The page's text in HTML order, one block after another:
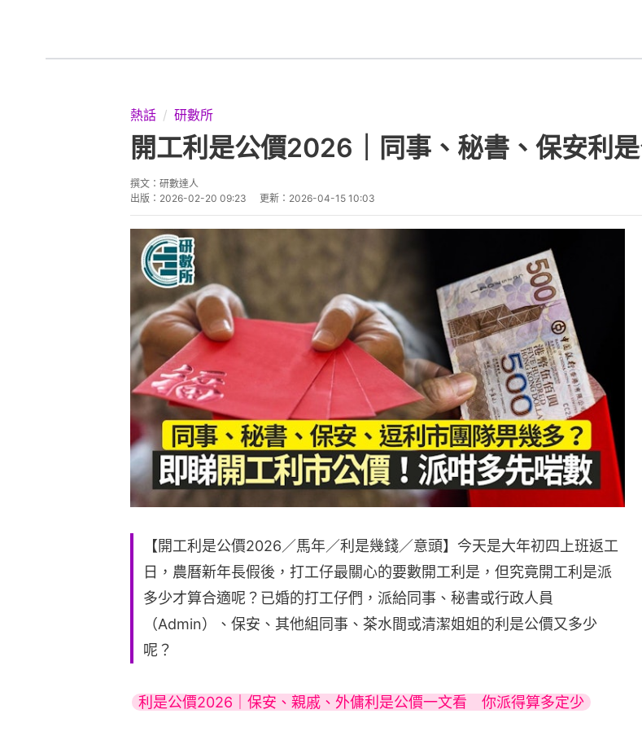
熱話 研數所
開工利是公價2026｜同事、秘書、保安利
撰文： 研數達人
出版： 2026-02-20 09:23 更新： 2026-04-15 10:03
【開工利是公價2026／馬年／利是幾錢／意頭】今天是大年初四上班返工
日，農曆新年長假後，打工仔最關心的要數開工利是，但究竟開工利是派
多少才算合適呢？已婚的打工仔們，派給同事、秘書或行政人員
（Admin）、保安、其他組同事、茶水間或清潔姐姐的利是公價又多少
呢？
利是公價2026｜保安、親戚、外傭利是公價一文看　你派得算多定少